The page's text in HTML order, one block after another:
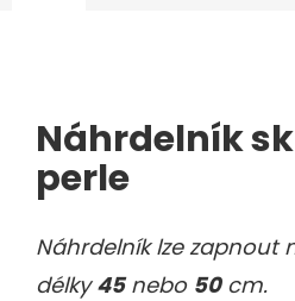
Náhrdelník
perle
Náhrdelník lze zapnout
délky45nebo 50cm.